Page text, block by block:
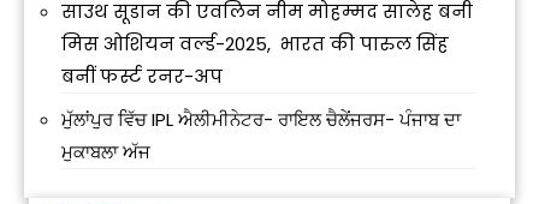
साउथ सूडान की एवलिन नीम मोहम्मद सालेह बनी
मिस ओशियन वर्ल्ड-2025, भारत की पारुल सिंह
बनीं फर्स्ट रनर-अप
ਮੁੱਲਾਂਪੁਰ ਵਿੱਚ IPL ਐਲੀਮੀਨੇਟਰ- ਰਾਇਲ ਚੈਲੇਂਜਰਸ- ਪੰਜਾਬ ਦਾ
ਮੁਕਾਬਲਾ ਅੱਜ